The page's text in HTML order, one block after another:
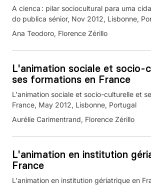
A cienca : pilar sociocultural para uma
do publica sénior, Nov 2012, Lisbonne,
Ana Teodoro, Florence Zérillo
L'animation sociale et socio-
ses formations en France
L'animation sociale et socio-culturelle et
France, May 2012, Lisbonne, Portugal
Aurélie Carimentrand, Florence Zérillo
L'animation en institution
France
L'animation en institution gériatrique en